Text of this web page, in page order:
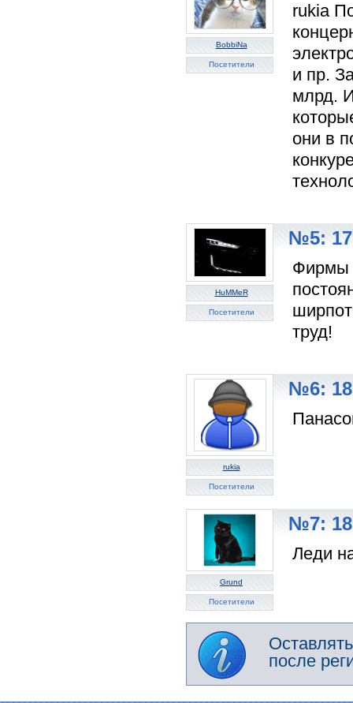
BobbiNa
Посетители
rukia
и пр.
млрд.
они в
HuMMeR
Посетители
№5: 17
Фирмы
труд!
rukia
Посетители
№6: 18
Grund
Посетители
№7: 18
Леди
после